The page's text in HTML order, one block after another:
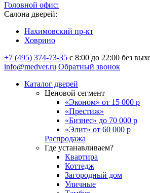
Головной офис:
Салона дверей:
Нахимовский пр-кт
Ховрино
+7 (495) 374-73-35 с 8:00 до 22:00 без
info@medver.ru Обратный звонок
Каталог дверей
Ценовой сегмент
«Эконом» от 15 000 р
«Престиж»
«Бизнес» до 70 000 р
«Элит» от 60 000 р
Распродажа
Где устанавливаем?
Квартира
Коттедж
Загородный дом
Уличные